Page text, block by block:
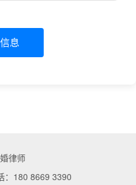
息
律师
：180 8669 3390